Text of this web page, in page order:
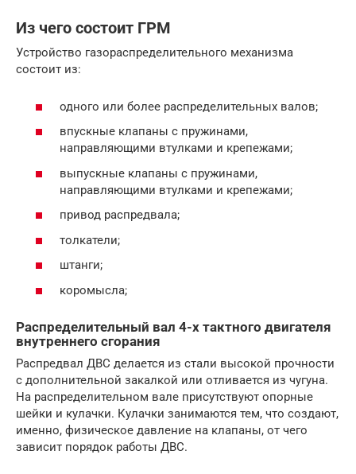
Из чего состоит ГРМ
Устройство газораспределительного механизма
состоит из:
одного или более распределительных валов;
впускные клапаны с пружинами,
направляющими втулками и крепежами;
выпускные клапаны с пружинами,
направляющими втулками и крепежами;
привод распредвала;
толкатели;
штанги;
коромысла;
Распределительный вал 4-х тактного двигателя
внутреннего сгорания
Распредвал ДВС делается из стали высокой прочности
с дополнительной закалкой или отливается из чугуна.
На распределительном вале присутствуют опорные
шейки и кулачки. Кулачки занимаются тем, что создают,
именно, физическое давление на клапаны, от чего
зависит порядок работы ДВС.